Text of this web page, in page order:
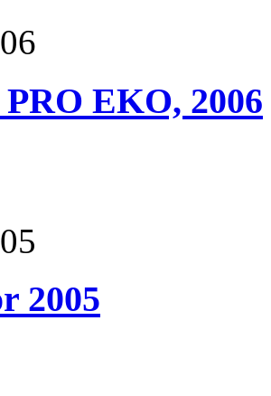
EKO, 2006
2005